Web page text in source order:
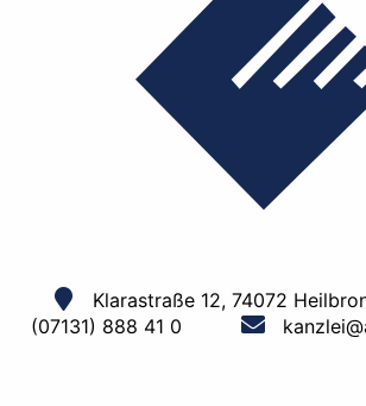
Klarastraße 12, 74072
(07131) 888 41 0